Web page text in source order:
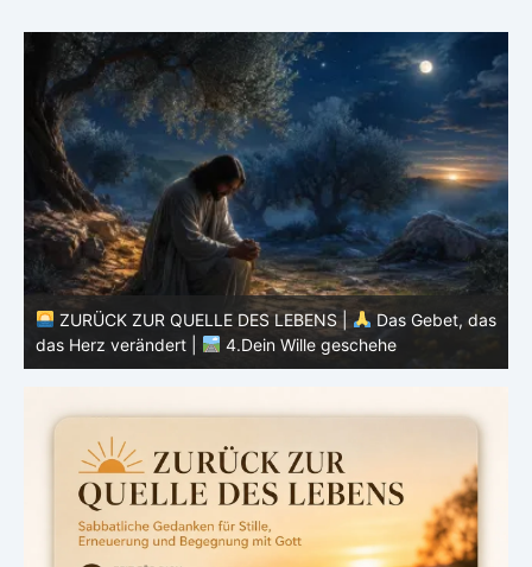
ZURÜCK ZUR QUELLE DES LEBENS |
Das Gebet, das
das Herz verändert |
3.Dein Reich komme